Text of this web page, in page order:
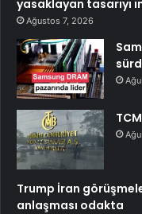
yasaklayan tasarıyı
Ağustos 7, 2026
Trump İran
anlaşması odakta